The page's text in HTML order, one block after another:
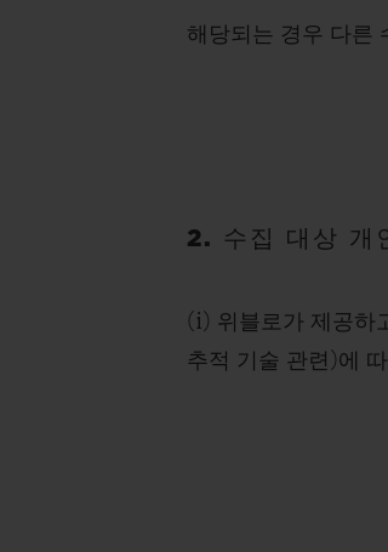
해당되는 경우 다른
2. 수집 대상 개
(i) 위블로가 제공하
추적 기술 관련)에